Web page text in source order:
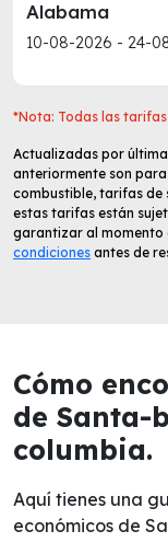
Alabama
10-08-2026 - 24-
*Nota: Todas las
Actualizadas por última
anteriormente son
combustible, tarifas de
estas tarifas están
garantizar al momento
condiciones antes de
Cómo
de Santa-
columbia.
Aquí tienes una
económicos de